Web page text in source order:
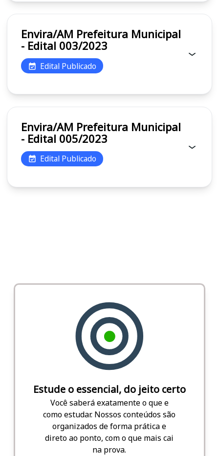
Envira/AM Prefeitura Municipal
- Edital 003/2023
Edital Publicado
Envira/AM Prefeitura Municipal
- Edital 005/2023
Edital Publicado
Estude o essencial, do jeito certo
Você saberá exatamente o que e
como estudar. Nossos conteúdos são
organizados de forma prática e
direto ao ponto, com o que mais cai
na prova.